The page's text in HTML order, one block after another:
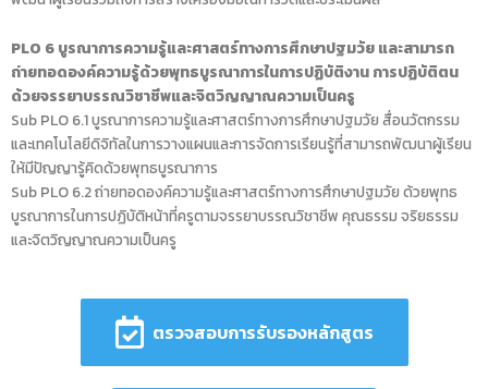
PLO 6 บูรณาการความรู้และศาสตร์ทางการศึกษาปฐมวัย และสามารถ
ถ่ายทอดองค์ความรู้ด้วยพุทธบูรณาการในการปฏิบัติงาน การปฏิบัติตน
ด้วยจรรยาบรรณวิชาชีพและจิตวิญญาณความเป็นครู
Sub PLO 6.1 บูรณาการความรู้และศาสตร์ทางการศึกษาปฐมวัย สื่อนวัตกรรม
และเทคโนโลยีดิจิทัลในการวางแผนและการจัดการเรียนรู้ที่สามารถพัฒนาผู้เรียน
ให้มีปัญญารู้คิดด้วยพุทธบูรณาการ
Sub PLO 6.2 ถ่ายทอดองค์ความรู้และศาสตร์ทางการศึกษาปฐมวัย ด้วยพุทธ
บูรณาการในการปฏิบัติหน้าที่ครูตามจรรยาบรรณวิชาชีพ คุณธรรม จริยธรรม
และจิตวิญญาณความเป็นครู
ตรวจสอบการรับรองหลักสูตร